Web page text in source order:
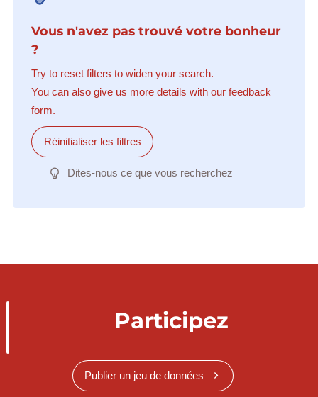
Vous n'avez pas trouvé votre bonheur
?
Try to reset filters to widen your search.
You can also give us more details with our feedback
form.
Réinitialiser les filtres
Dites-nous ce que vous recherchez
Participez
Publier un jeu de données